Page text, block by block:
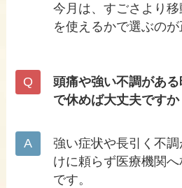
今月は、すごさより
を使えるかで選ぶのが
頭痛や強い不調があ
で休めば大丈夫ですか
強い症状や長引く不
けに頼らず医療機関
です。